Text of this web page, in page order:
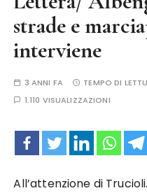
strade e
interviene
3 ANNI FA TEMPO DI
1.110 VISUALIZZAZIONI
All’attenzione di